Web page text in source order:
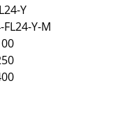
Y
FL24-Y-M